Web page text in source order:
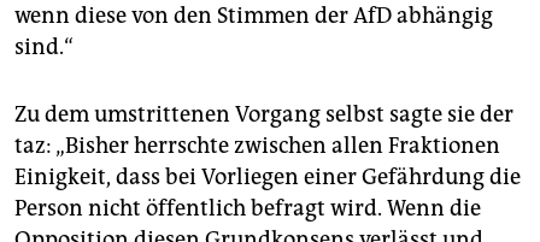
wenn diese von den Stimmen der AfD abhängig
sind.“
Zu dem umstrittenen Vorgang selbst sagte sie der
taz: „Bisher herrschte zwischen allen Fraktionen
Einigkeit, dass bei Vorliegen einer Gefährdung die
Person nicht öffentlich befragt wird. Wenn die